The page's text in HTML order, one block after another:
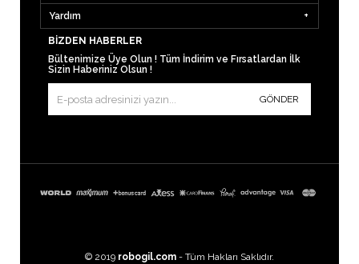
Yardım
BIZDEN HABERLER
Bültenimize Üye Olun ! Tüm İndirim ve Fırsatlardan İlk
Sizin Haberiniz Olsun !
GÖNDER
© 2019 robogil.com - Tüm Hakları Saklıdır.